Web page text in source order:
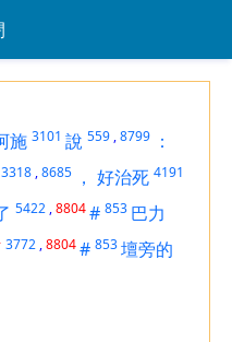
施 3101 說 559 ,8799 ：
3318 ,8685 ， 好治死 4191
5422 ,8804# 853 巴力
3772 ,8804# 853壇旁的